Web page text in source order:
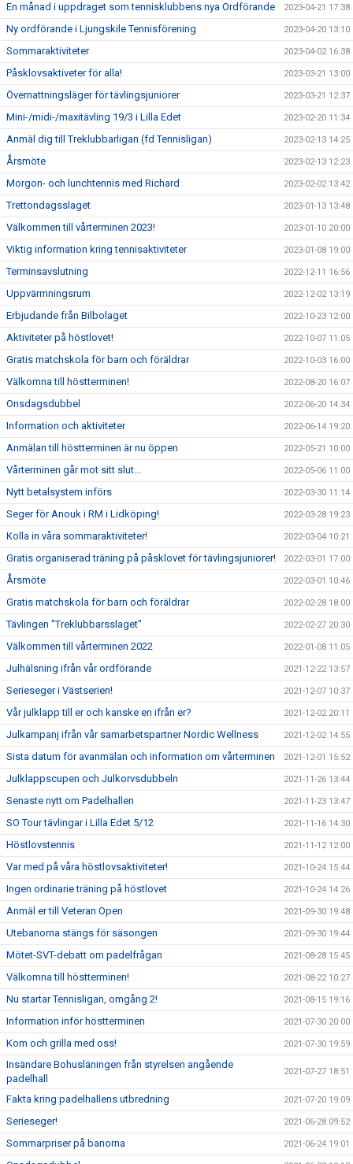
En månad i uppdraget som tennisklubbens nya Ordförande 2023-04-21 17:38
Ny ordförande i Ljungskile Tennisförening 2023-04-20 13:10
Sommaraktiviteter 2023-04-02 16:38
Påsklovsaktiveter för alla! 2023-03-21 13:00
Övernattningsläger för tävlingsjuniorer 2023-03-21 12:37
Mini-/midi-/maxitävling 19/3 i Lilla Edet 2023-02-20 11:34
Anmäl dig till Treklubbarligan (fd Tennisligan) 2023-02-13 14:25
Årsmöte 2023-02-13 12:23
Morgon- och lunchtennis med Richard 2023-02-02 13:42
Trettondagsslaget 2023-01-13 13:48
Välkommen till vårterminen 2023! 2023-01-10 20:00
Viktig information kring tennisaktiviteter 2023-01-08 19:00
Terminsavslutning 2022-12-11 16:56
Uppvärmningsrum 2022-12-02 13:19
Erbjudande från Bilbolaget 2022-10-23 12:00
Aktiviteter på höstlovet! 2022-10-07 11:05
Gratis matchskola för barn och föräldrar 2022-10-03 16:00
Välkomna till höstterminen! 2022-08-20 16:07
Onsdagsdubbel 2022-06-20 14:34
Information och aktiviteter 2022-06-14 19:20
Anmälan till höstterminen är nu öppen 2022-05-21 10:00
Vårterminen går mot sitt slut... 2022-05-06 11:00
Nytt betalsystem införs 2022-03-30 11:14
Seger för Anouk i RM i Lidköping! 2022-03-28 19:23
Kolla in våra sommaraktiviteter! 2022-03-04 10:21
Gratis organiserad träning på påsklovet för tävlingsjuniorer! 2022-03-01 17:00
Årsmöte 2022-03-01 10:46
Gratis matchskola för barn och föräldrar 2022-02-28 18:00
Tävlingen "Treklubbarsslaget" 2022-02-27 20:30
Välkommen till vårterminen 2022 2022-01-08 11:05
Julhälsning ifrån vår ordförande 2021-12-22 13:57
Serieseger i Västserien! 2021-12-07 10:37
Vår julklapp till er och kanske en ifrån er? 2021-12-02 20:11
Julkampanj ifrån vår samarbetspartner Nordic Wellness 2021-12-02 14:55
Sista datum för avanmälan och information om vårterminen 2021-12-01 15:52
Julklappscupen och Julkorvsdubbeln 2021-11-26 13:44
Senaste nytt om Padelhallen 2021-11-23 13:47
SO Tour tävlingar i Lilla Edet 5/12 2021-11-16 14:30
Höstlovstennis 2021-11-12 12:00
Var med på våra höstlovsaktiviteter! 2021-10-24 15:44
Ingen ordinarie träning på höstlovet 2021-10-24 14:26
Anmäl er till Veteran Open 2021-09-30 19:48
Utebanorna stängs för säsongen 2021-09-30 19:44
Mötet-SVT-debatt om padelfrågan 2021-08-28 15:45
Välkomna till höstterminen! 2021-08-22 10:27
Nu startar Tennisligan, omgång 2! 2021-08-15 19:16
Information inför höstterminen 2021-07-30 20:00
Kom och grilla med oss! 2021-07-30 19:59
Insändare Bohusläningen från styrelsen angående
padelhall
2021-07-27 18:51
Fakta kring padelhallens utbredning 2021-07-20 19:09
Serieseger! 2021-06-28 09:52
Sommarpriser på banorna 2021-06-24 19:01